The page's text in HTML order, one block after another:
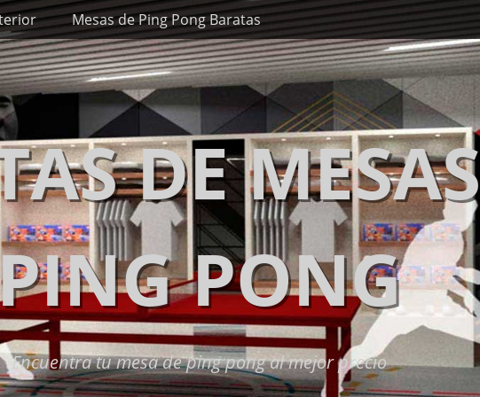
Mesas de Ping Pong Baratas
DE
PONG
Encuentra tu mesa de ping pong al mejor precio